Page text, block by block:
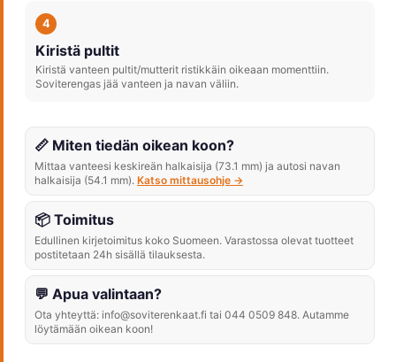
4
Kiristä pultit
Kiristä vanteen pultit/mutterit ristikkäin oikeaan momenttiin.
Soviterengas jää vanteen ja navan väliin.
📏 Miten tiedän oikean koon?
Mittaa vanteesi keskireän halkaisija (73.1 mm) ja autosi navan
halkaisija (54.1 mm). Katso mittausohje →
📦 Toimitus
Edullinen kirjetoimitus koko Suomeen. Varastossa olevat tuotteet
postitetaan 24h sisällä tilauksesta.
💬 Apua valintaan?
Ota yhteyttä: info@soviterenkaat.fi tai 044 0509 848. Autamme
löytämään oikean koon!